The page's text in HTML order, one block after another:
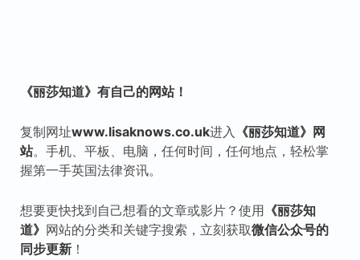
《丽莎知道》有自己的网站！
复制网址www.lisaknows.co.uk进入 《丽莎知道》网
站。手机、平板、电脑，任何时间，任何地点，轻松掌
握第一手英国法律资讯。
想要更快找到自己想看的文章或影片？使用 《丽莎知
道》 网站的分类和关键字搜索，立刻获取微信公众号的
同步更新！